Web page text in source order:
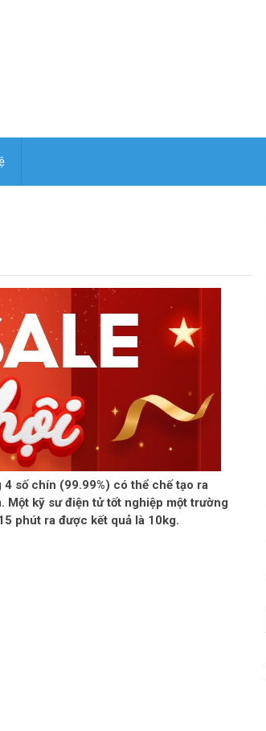
4 số chín (99.99%) có thể chế tạo ra
Một kỹ sư điện tử tốt nghiệp một trường
phút ra được kết quả là 10kg.